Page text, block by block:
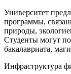
Университет
программы,
природы,
Студенты могут
бакалавриата,
Инфраструктура